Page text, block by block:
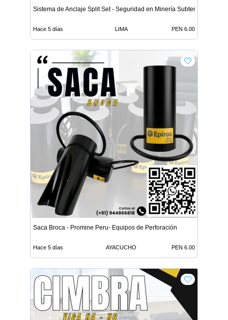
Sistema de Anclaje Split Set - Seguridad en Minería Subterrá
Hace 5 días LIMA PEN 6.00
Saca Broca - Promine Peru- Equipos de Perforación
Hace 5 días AYACUCHO PEN 6.00